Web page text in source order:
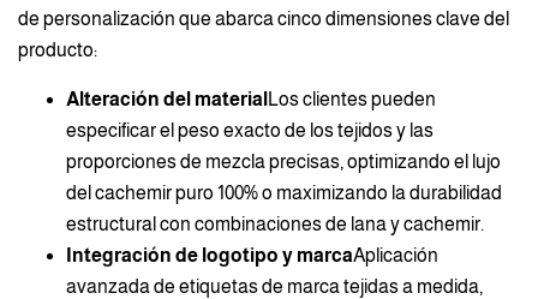
de personalización que abarca cinco dimensiones clave del
producto:
Alteración del material Los clientes pueden
especificar el peso exacto de los tejidos y las
proporciones de mezcla precisas, optimizando el lujo
del cachemir puro 100% o maximizando la durabilidad
estructural con combinaciones de lana y cachemir.
Integración de logotipo y marcaAplicación
avanzada de etiquetas de marca tejidas a medida,